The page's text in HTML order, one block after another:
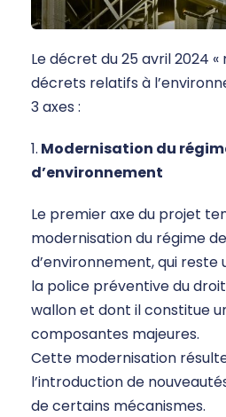
Le décret du 25 avril 2024
décrets relatifs à
3 axes :
1. Modernisation du
d’environnement
Le premier axe du projet
modernisation du régime
d’environnement, qui reste
la police préventive du
wallon et dont il constitue
composantes majeures.
Cette modernisation
l’introduction de
de certains mécanismes.